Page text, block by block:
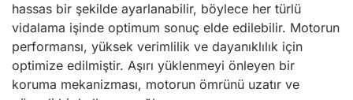
hassas bir şekilde ayarlanabilir, böylece her türlü
vidalama işinde optimum sonuç elde edilebilir. Motorun
performansı, yüksek verimlilik ve dayanıklılık için
optimize edilmiştir. Aşırı yüklenmeyi önleyen bir
koruma mekanizması, motorun ömrünü uzatır ve